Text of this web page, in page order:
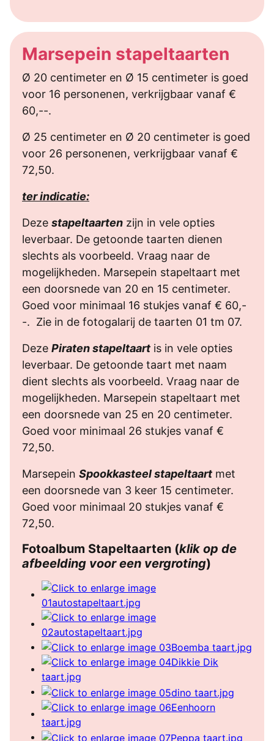
Marsepein stapeltaarten
Ø 20 centimeter en Ø 15 centimeter is goed
voor 16 personenen, verkrijgbaar vanaf €
60,--.
Ø 25 centimeter en Ø 20 centimeter is goed
voor 26 personenen, verkrijgbaar vanaf €
72,50.
ter indicatie:
Deze stapeltaarten zijn in vele opties
leverbaar. De getoonde taarten dienen
slechts als voorbeeld. Vraag naar de
mogelijkheden. Marsepein stapeltaart met
een doorsnede van 20 en 15 centimeter.
Goed voor minimaal 16 stukjes vanaf € 60,-
-. Zie in de fotogalarij de taarten 01 tm 07.
Deze Piraten stapeltaart is in vele opties
leverbaar. De getoonde taart met naam
dient slechts als voorbeeld. Vraag naar de
mogelijkheden. Marsepein stapeltaart met
een doorsnede van 25 en 20 centimeter.
Goed voor minimaal 26 stukjes vanaf €
72,50.
Marsepein Spookkasteel stapeltaart met
een doorsnede van 3 keer 15 centimeter.
Goed voor minimaal 20 stukjes vanaf €
72,50.
Fotoalbum Stapeltaarten (klik op de
afbeelding voor een vergroting)